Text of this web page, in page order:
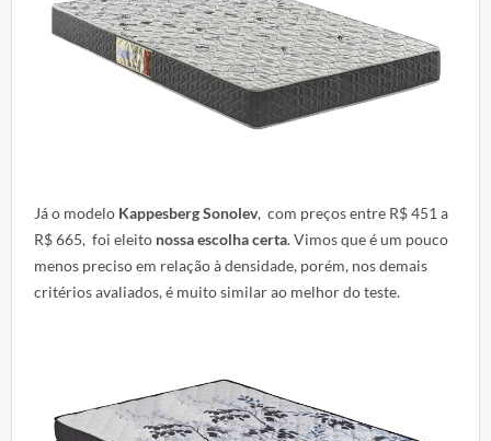
Já o modelo Kappesberg Sonolev, com preços entre R$ 451 a
R$ 665, foi eleito nossa escolha certa. Vimos que é um pouco
menos preciso em relação à densidade, porém, nos demais
critérios avaliados, é muito similar ao melhor do teste.